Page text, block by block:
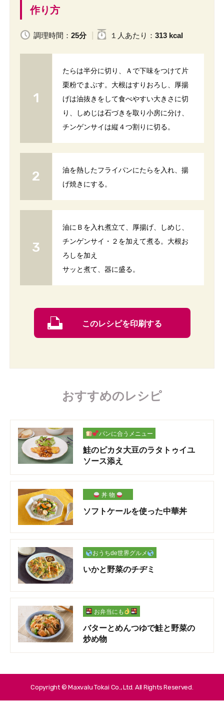
作り方
調理時間： 25分 １人 あたり ： 313 kcal
たらは半分に切り、Ａで下味をつけて片
栗粉でまぶす。大根はすりおろし、厚揚
げは油抜きをして食べやすい大きさに切
り、しめじは石づきを取り小房に分け、
チンゲンサイは縦４つ割りに切る。
油を熱したフライパンにたらを入れ、揚
げ焼きにする。
油にＢを入れ煮立て、厚揚げ、しめじ、
チンゲンサイ・２を加えて煮る。大根お
ろしを加え
サッと煮て、器に盛る。
このレシピを印刷する
おすすめのレシピ
パンに合うメニュー
鮭のピカタ大豆のラタトゥイユ
ソース添え
丼 物
ソフトケールを使った中華丼
おうちde世界グルメ
いかと野菜のチヂミ
お弁当にも
バターとめんつゆで鮭と野菜の
炒め物
Copyright © Maxvalu Tokai Co., Ltd. All Rights Reserved.